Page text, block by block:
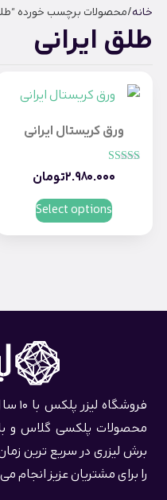
خانه/ محصولات برچسب خورده
طلق ایرانی
ورق کریستال ایرانی
5.00
2.980.000تومان
Select options
محصولات پلکسی گلاس و
برش لیزری در سریع ترین
را برای مشتریان عزیز انجام